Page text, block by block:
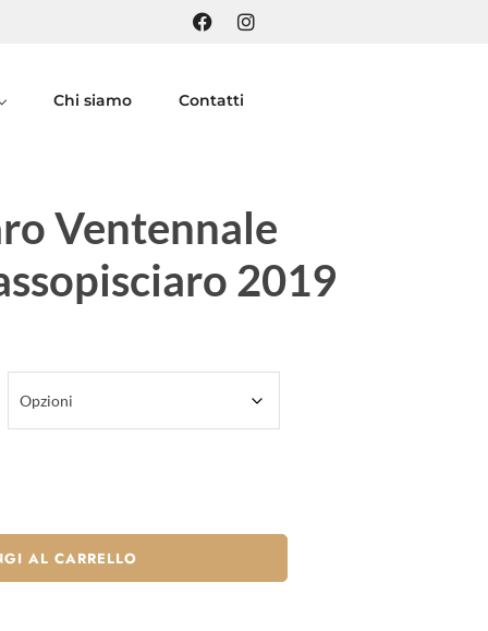
Chi siamo Contatti
Ventennale
2019
AL CARRELLO